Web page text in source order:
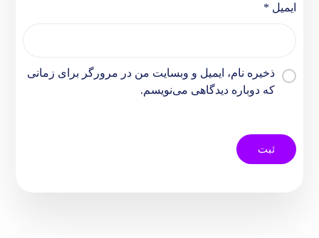
ایمیل *
ذخیره نام، ایمیل و وبسایت من در مرورگر برای زمانی
که دوباره دیدگاهی می‌نویسم.